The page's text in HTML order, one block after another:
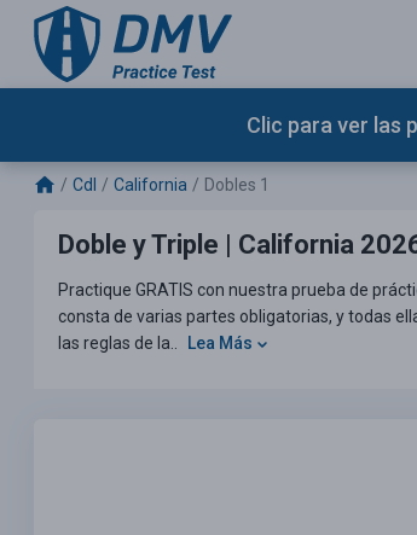
Clic para ver las
Cdl California Dobles 1
Doble y Triple | California
Practique GRATIS con nuestra prueba de
consta de varias partes obligatorias, y todas
las reglas de la..
Lea Más